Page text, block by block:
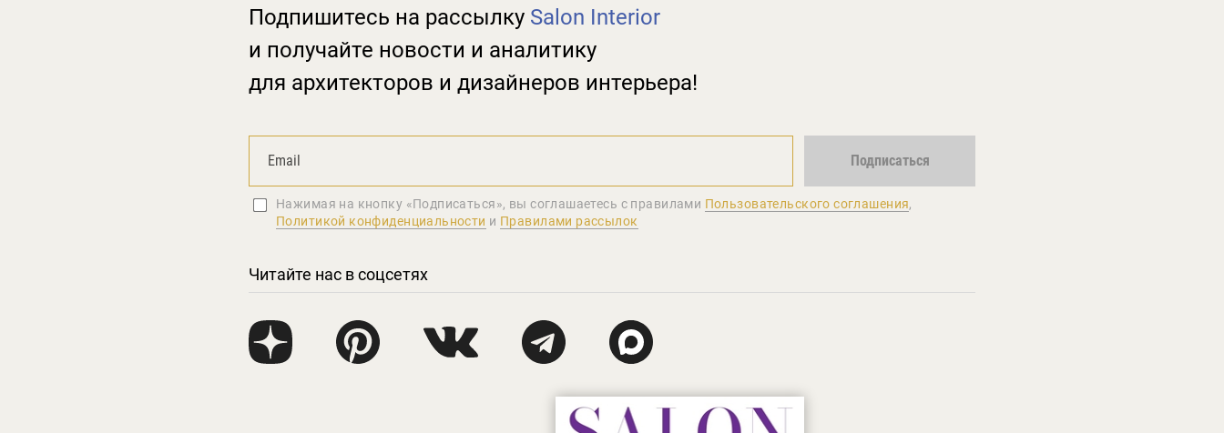
Подпишитесь на рассылку Salon Interior
и получайте новости и аналитику
для архитекторов и дизайнеров интерьера!
Подписаться
Нажимая на кнопку «Подписаться», вы соглашаетеcь с правилами Пользовательского соглашения,
Политикой конфиденциальности и Правилами рассылок
Читайте нас в соцсетях